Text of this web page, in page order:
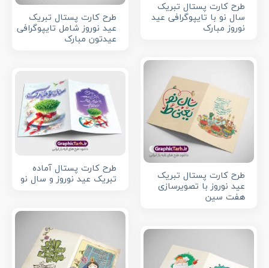
طرح کارت پستال تبریک
سال نو با تایپوگرافی عید
نوروز مبارک
طرح کارت پستال تبریک
عید نوروز شامل تایپوگرافی
عیدتون مبارک
طرح کارت پستال تبریک
عید نوروز با تصویرسازی
هفت سین
طرح کارت پستال آماده
تبریک عید نوروز و سال نو